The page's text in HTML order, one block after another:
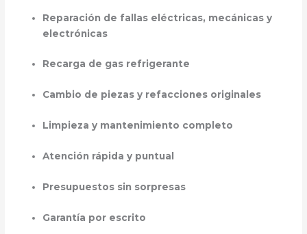
Reparación de fallas eléctricas, mecánicas y
electrónicas
Recarga de gas refrigerante
Cambio de piezas y refacciones originales
Limpieza y mantenimiento completo
Atención rápida y puntual
Presupuestos sin sorpresas
Garantía por escrito